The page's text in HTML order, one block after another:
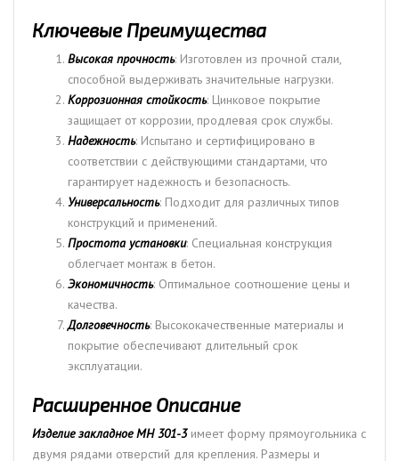
Ключевые Преимущества
Высокая прочность: Изготовлен из прочной стали,
способной выдерживать значительные нагрузки.
Коррозионная стойкость: Цинковое покрытие
защищает от коррозии, продлевая срок службы.
Надежность: Испытано и сертифицировано в
соответствии с действующими стандартами, что
гарантирует надежность и безопасность.
Универсальность: Подходит для различных типов
конструкций и применений.
Простота установки: Специальная конструкция
облегчает монтаж в бетон.
Экономичность: Оптимальное соотношение цены и
качества.
Долговечность: Высококачественные материалы и
покрытие обеспечивают длительный срок
эксплуатации.
Расширенное Описание
Изделие закладное МН 301-3имеет форму прямоугольника с
двумя рядами отверстий для крепления. Размеры и